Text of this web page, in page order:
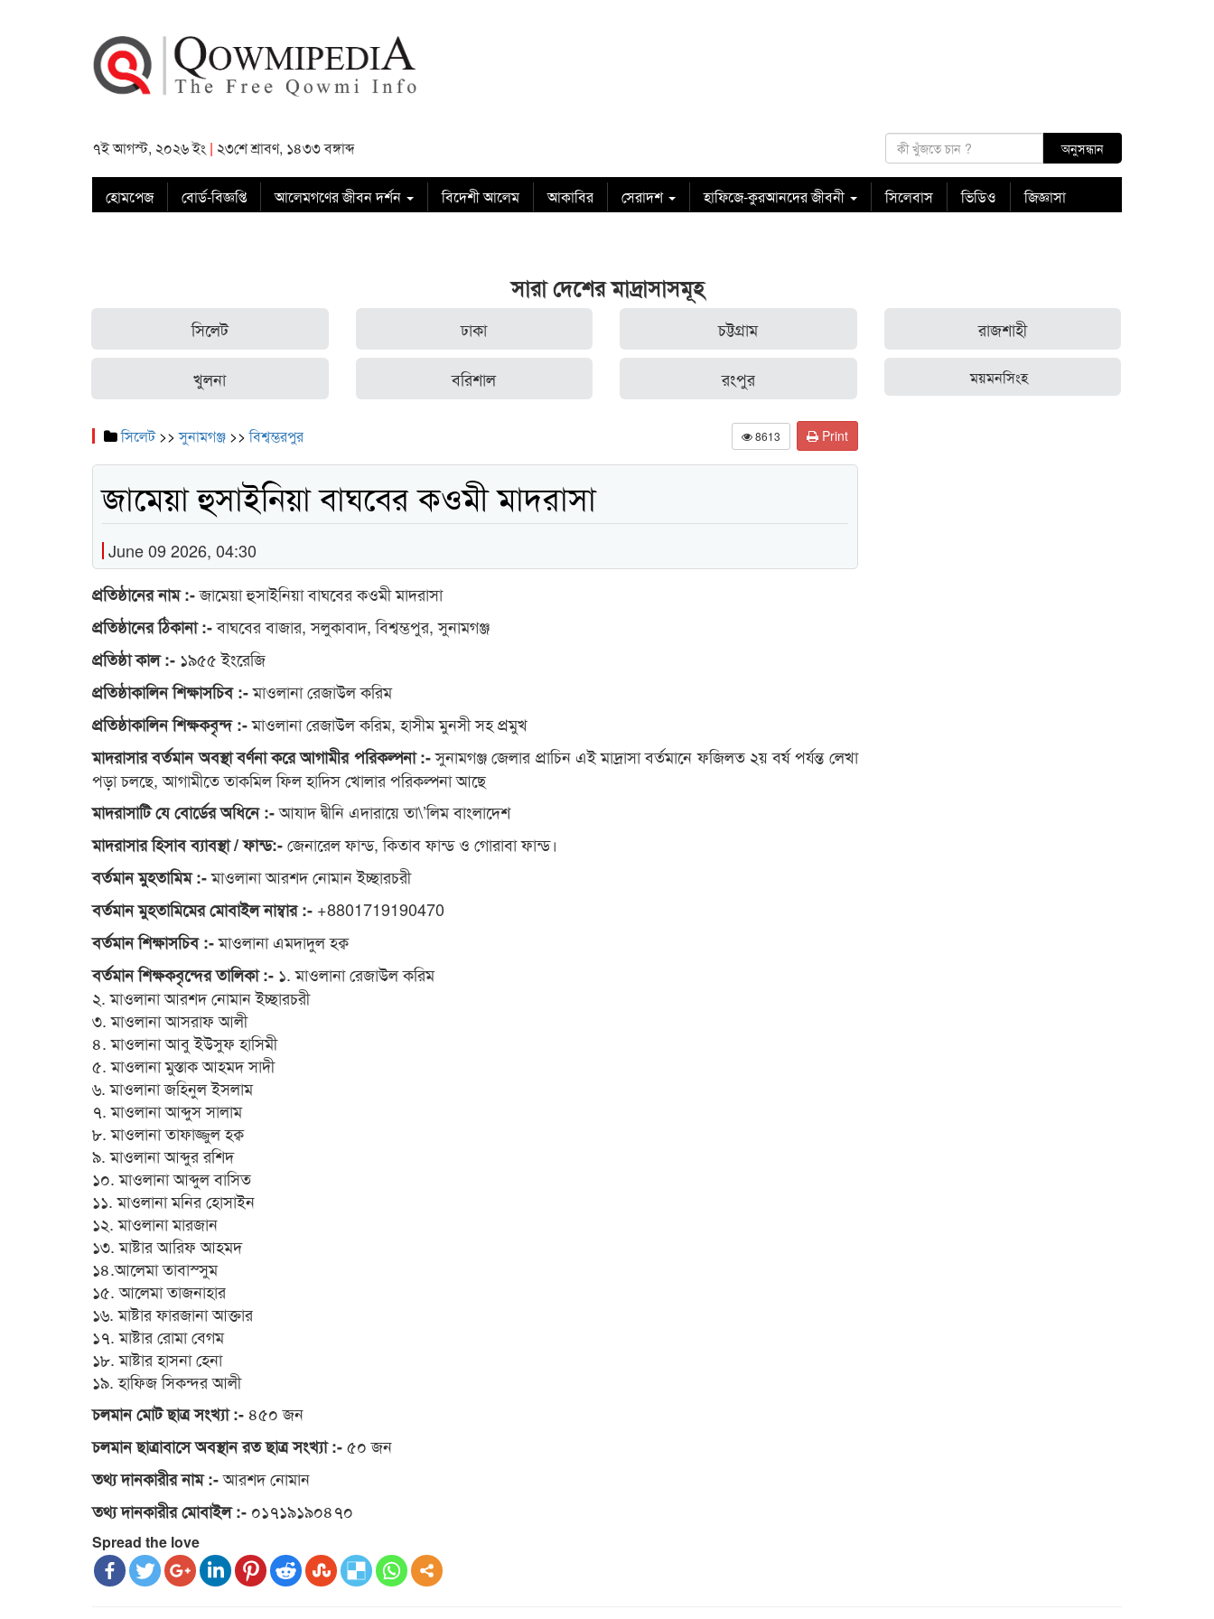
৭ই আগস্ট, ২০২৬ ইং | ২৩শে শ্রাবণ, ১৪৩৩ বঙ্গাব্দ
হোমপেজ বোর্ড-বিজ্ঞপ্তি আলেমগণের জীবন দর্শন বিদেশী আলেম আকাবির সেরাদশ হাফিজে-কুরআনদের জীবনী সিলেবাস ভিডিও জিজ্ঞাসা
সারা দেশের মাদ্রাসাসমূহ
সিলেট ঢাকা চট্টগ্রাম রাজশাহী
খুলনা বরিশাল রংপুর ময়মনসিংহ
সিলেট>>সুনামগঞ্জ >>বিশ্বম্ভরপুর 8613 Print
জামেয়া হুসাইনিয়া বাঘবের কওমী মাদরাসা
June 09 2026, 04:30
প্রতিষ্ঠানেরনাম :-জামেয়া হুসাইনিয়া বাঘবের কওমী মাদরাসা
প্রতিষ্ঠানের ঠিকানা :-বাঘবের বাজার, সলুকাবাদ, বিশ্বম্ভপুর, সুনামগঞ্জ
প্রতিষ্ঠা কাল :- ১৯৫৫ ইংরেজি
প্রতিষ্ঠাকালিন শিক্ষাসচিব :-মাওলানা রেজাউল করিম
প্রতিষ্ঠাকালিন শিক্ষকবৃন্দ :-মাওলানা রেজাউল করিম, হাসীম মুনসী সহ প্রমুখ
মাদরাসার বর্তমান অবস্থা বর্ণনা করে আগামীর পরিকল্পনা :-সুনামগঞ্জ জেলার প্রাচিন এই মাদ্রাসা বর্তমানে ফজিলত ২য় বর্ষ পর্যন্ত লেখা
পড়া চলছে, আগামীতে তাকমিল ফিল হাদিস খোলার পরিকল্পনা আছে
মাদরাসাটি যে বোর্ডের অধিনে :-আযাদ দ্বীনি এদারায়ে তা\’লিম বাংলাদেশ
মাদরাসার হিসাব ব্যাবস্থা / ফান্ড:-জেনারেল ফান্ড, কিতাব ফান্ড ও গোরাবা ফান্ড।
বর্তমান মুহতামিম :-মাওলানা আরশদ নোমান ইচ্ছারচরী
বর্তমান মুহতামিমের মোবাইল নাম্বার :- +8801719190470
বর্তমান শিক্ষাসচিব :-মাওলানা এমদাদুল হক্ব
বর্তমান শিক্ষকবৃন্দের তালিকা :- ১. মাওলানা রেজাউল করিম
২. মাওলানা আরশদ নোমান ইচ্ছারচরী
৩. মাওলানা আসরাফ আলী
৪. মাওলানা আবু ইউসুফ হাসিমী
৫. মাওলানা মুস্তাক আহমদ সাদী
৬. মাওলানা জহিনুল ইসলাম
৭. মাওলানা আব্দুস সালাম
৮. মাওলানা তাফাজ্জুল হক্ব
৯. মাওলানা আব্দুর রশিদ
১০. মাওলানা আব্দুল বাসিত
১১. মাওলানা মনির হোসাইন
১২. মাওলানা মারজান
১৩. মাষ্টার আরিফ আহমদ
১৪.আলেমা তাবাস্সুম
১৫. আলেমা তাজনাহার
১৬. মাষ্টার ফারজানা আক্তার
১৭. মাষ্টার রোমা বেগম
১৮. মাষ্টার হাসনা হেনা
১৯. হাফিজ সিকন্দর আলী
চলমান মোট ছাত্র সংখ্যা :- ৪৫০ জন
চলমান ছাত্রাবাসে অবস্থান রত ছাত্র সংখ্যা :-৫০ জন
তথ্য দানকারীর নাম :-আরশদ নোমান
তথ্য দানকারীর মোবাইল :- ০১৭১৯১৯০৪৭০
Spread the love